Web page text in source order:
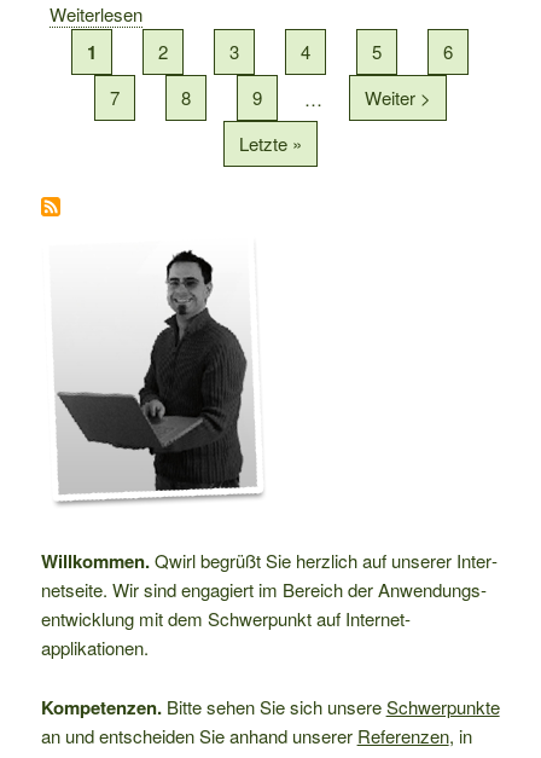
Weiterlesen
Drupal
9
Entwicklungsumgebung
Seitennummerierung
Aktuelle
Seite
1 Seite
2 Seite
3 Seite
4 Seite
5 Seite
6
Seite
7 Seite
8 Seite
9
Nächste
Seite
Weiter >
Letzte
Seite
Letzte »
Will­kommen.Qwirl begrüßt Sie herz­lich auf unserer Inter­
net­seite. Wir sind en­gagier­t im Bereich der Anwen­dungs­­­
ent­wick­lung mit dem Schwer­punkt auf Inter­net­
applikationen.
Kompetenzen.Bitte sehen Sie sich unsereSchwer­punkt­e
an und entscheiden Sie anhand unserer Refe­renzen, in